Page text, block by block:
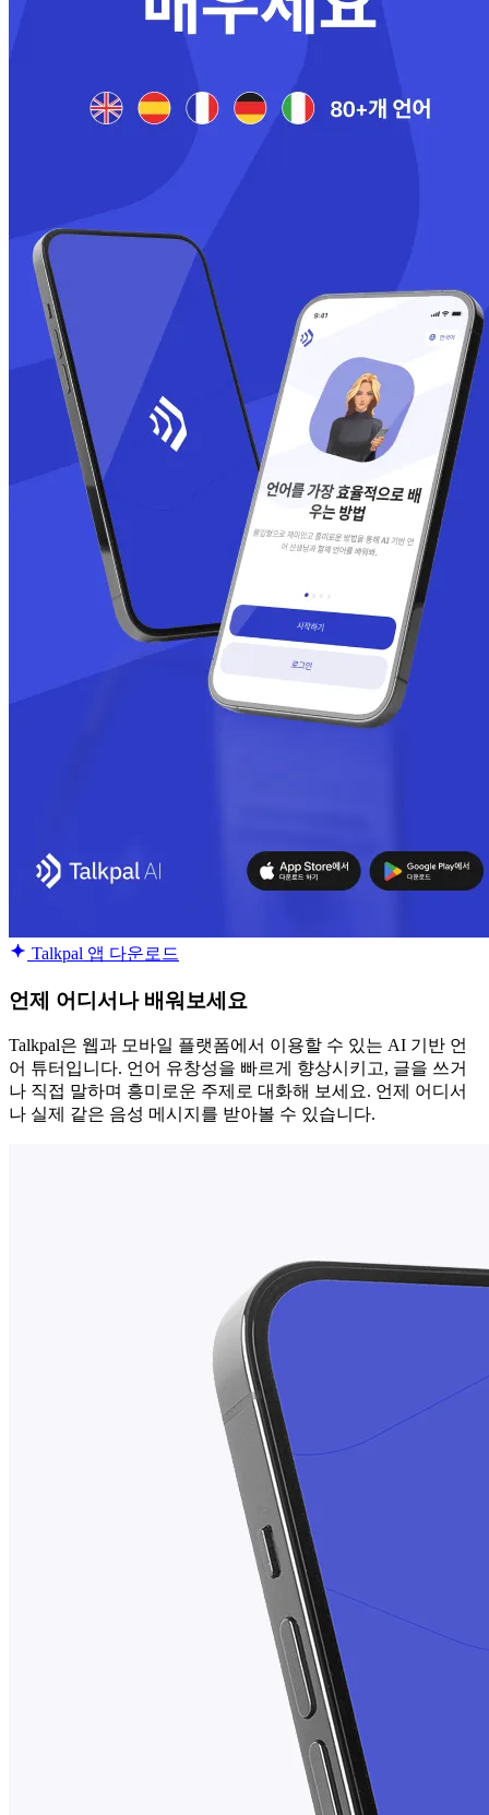
Talkpal 앱 다운로드
언제 어디서나 배워보세요
Talkpal은 웹과 모바일 플랫폼에서 이용할 수 있는 AI 기반 언
어 튜터입니다. 언어 유창성을 빠르게 향상시키고, 글을 쓰거
나 직접 말하며 흥미로운 주제로 대화해 보세요. 언제 어디서
나 실제 같은 음성 메시지를 받아볼 수 있습니다.